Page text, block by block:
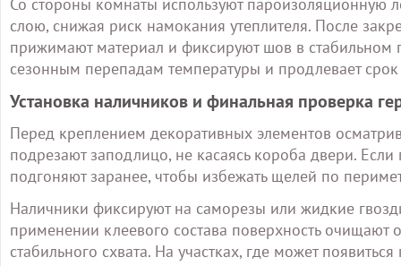
слою, снижая риск намокания утеплителя. После
прижимают материал и фиксируют шов в стабильном
сезонным перепадам температуры и продлевает
Установка наличников и финальная проверка
Перед креплением декоративных элементов
подрезают заподлицо, не касаясь короба двери.
подгоняют заранее, чтобы избежать щелей по
Наличники фиксируют на саморезы или жидкие
применении клеевого состава поверхность
стабильного схвата. На участках, где может